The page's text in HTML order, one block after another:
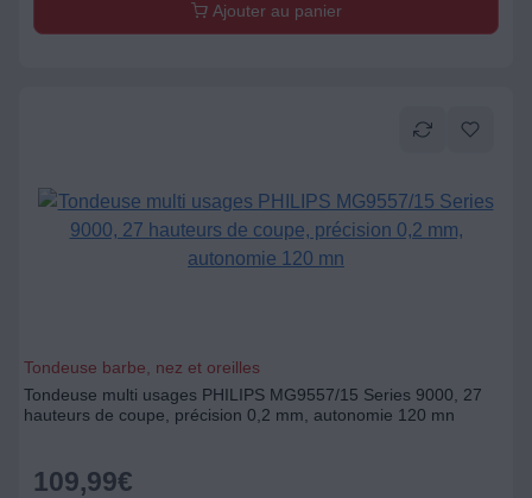
Ajouter au panier
Tondeuse barbe, nez et oreilles
Tondeuse multi usages PHILIPS MG9557/15 Series 9000, 27
hauteurs de coupe, précision 0,2 mm, autonomie 120 mn
109,99€